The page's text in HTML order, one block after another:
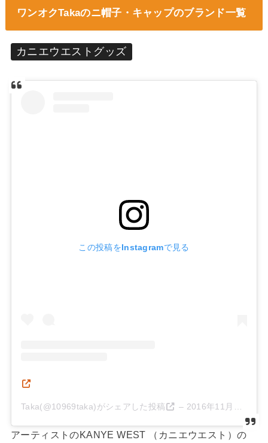
ワンオクTakaのニ帽子・キャップのブランド一覧
カニエウエストグッズ
この投稿をInstagramで見る
Taka(@10969taka)がシェアした投稿 – 2016年11月月26日午前5時38分PST
アーティストのKANYE WEST （カニエウエスト）の